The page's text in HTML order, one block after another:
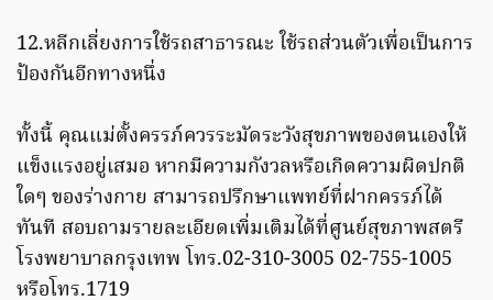
12.หลีกเลี่ยงการใช้รถสาธารณะ ใช้รถส่วนตัวเพื่อเป็นการ
ป้องกันอีกทางหนึ่ง
ทั้งนี้ คุณแม่ตั้งครรภ์ควรระมัดระวังสุขภาพของตนเองให้
แข็งแรงอยู่เสมอ หากมีความกังวลหรือเกิดความผิดปกติ
ใดๆ ของร่างกาย สามารถปรึกษาแพทย์ที่ฝากครรภ์ได้
ทันที สอบถามรายละเอียดเพิ่มเติมได้ที่ศูนย์สุขภาพสตรี
โรงพยาบาลกรุงเทพ โทร.02-310-3005 02-755-1005
หรือโทร.1719